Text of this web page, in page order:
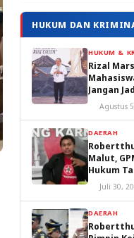
HUKUM DAN
HUKUM &
Rizal
Jangan
Jadilah
Depan
Agustus
DAERAH
Malut,
Hukum
Juli 30,
DAERAH